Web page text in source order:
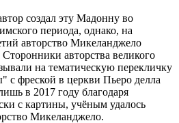
создал эту Мадонну во
периода, однако, на
авторство Микеланджело
авторства великого
на тематическую перекличку
фреской в церкви Пьеро делла
в 2017 году благодаря
с картины, учёным удалось
Микеланджело.